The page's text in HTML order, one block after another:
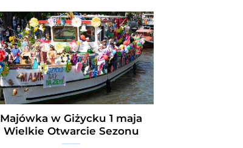
Majówka w Giżycku 1 maja
Wielkie Otwarcie Sezonu